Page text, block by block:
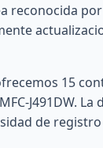
reconocida
15
J491DW.
de